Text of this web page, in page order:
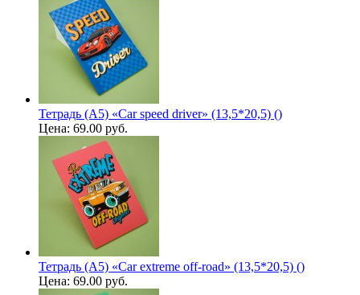
Тетрадь (A5) «Car speed driver» (13,5*20,5) ()
Цена: 69.00 руб.
Тетрадь (A5) «Car extreme off-road» (13,5*20,5) ()
Цена: 69.00 руб.